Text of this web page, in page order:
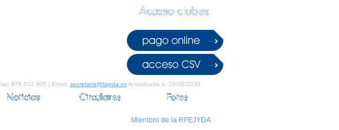
976 521 905 | Email: secretaria@fajyda.esActualizada a: 29/08/2030
Miembro de la RFEJYDA